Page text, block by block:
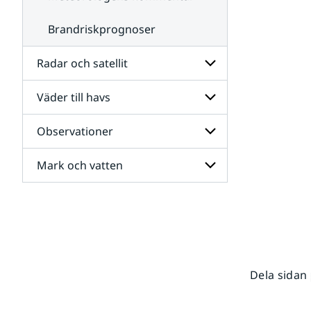
Brandriskprognoser
Radar och satellit
Undersidor
för
Radar
och
satellit
Väder till havs
Undersidor
för
Väder
till
havs
Observationer
Undersidor
för
Mark och vatten
Dela sidan